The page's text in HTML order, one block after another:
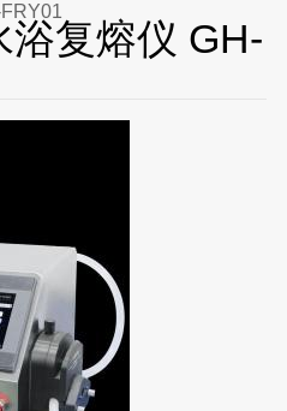
浴复熔仪 GH-FRY01
复熔仪 GH-